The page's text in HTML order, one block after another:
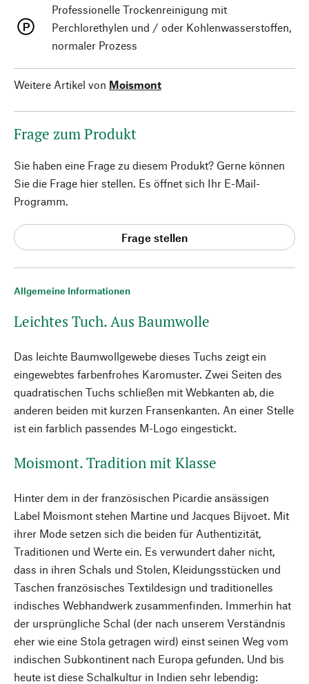
Allgemeine Informationen
Leichtes Tuch. Aus Baumwolle
Das leichte Baumwollgewebe dieses Tuchs zeigt ein
eingewebtes farbenfrohes Karomuster. Zwei Seiten des
quadratischen Tuchs schließen mit Webkanten ab, die
anderen beiden mit kurzen Fransenkanten. An einer Stelle
ist ein farblich passendes M-Logo eingestickt.
Moismont. Tradition mit Klasse
Hinter dem in der französischen Picardie ansässigen
Label Moismont stehen Martine und Jacques Bijvoet. Mit
ihrer Mode setzen sich die beiden für Authentizität,
Traditionen und Werte ein. Es verwundert daher nicht,
dass in ihren Schals und Stolen, Kleidungsstücken und
Taschen französisches Textildesign und traditionelles
indisches Webhandwerk zusammenfinden. Immerhin hat
der ursprüngliche Schal (der nach unserem Verständnis
eher wie eine Stola getragen wird) einst seinen Weg vom
indischen Subkontinent nach Europa gefunden. Und bis
heute ist diese Schalkultur in Indien sehr lebendig:
Professionelle Trockenreinigung mit
Perchlorethylen und / oder Kohlenwasserstoffen,
normaler Prozess
Weitere Artikel von Moismont
Frage zum Produkt
Sie haben eine Frage zu diesem Produkt? Gerne können
Sie die Frage hier stellen. Es öffnet sich Ihr E-Mail-
Programm.
Frage stellen